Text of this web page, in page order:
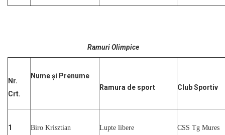
Ramuri Olimpice
Nr.
Crt.
Nume și Prenume
Ramura de sport
Club Sportiv
1 Biro Krisztian Lupte libere CSS Tg Mures